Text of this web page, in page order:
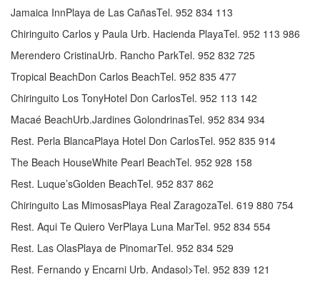
Jamaica InnPlaya de Las CañasTel. 952 834 113
Chiringuito Carlos y Paula Urb. Hacienda PlayaTel. 952 113 986
Merendero CristinaUrb. Rancho ParkTel. 952 832 725
Tropical BeachDon Carlos BeachTel. 952 835 477
Chiringuito Los TonyHotel Don CarlosTel. 952 113 142
Macaé BeachUrb.Jardines GolondrinasTel. 952 834 934
Rest. Perla BlancaPlaya Hotel Don CarlosTel. 952 835 914
The Beach HouseWhite Pearl BeachTel. 952 928 158
Rest. Luque’sGolden BeachTel. 952 837 862
Chiringuito Las MimosasPlaya Real ZaragozaTel. 619 880 754
Rest. Aqui Te Quiero VerPlaya Luna MarTel. 952 834 554
Rest. Las OlasPlaya de PinomarTel. 952 834 529
Rest. Fernando y Encarni Urb. Andasol>Tel. 952 839 121